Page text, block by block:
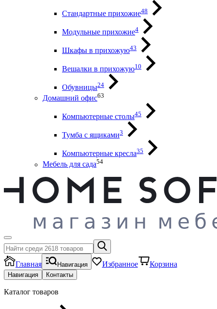
Стандартные прихожие48
Модульные прихожие4
Шкафы в прихожую43
Вешалки в прихожую10
Обувницы24
Домашний офис63
Компьютерные столы45
Тумба с ящиками3
Компьютерные кресла35
Мебель для сада54
Главная Навигация Избранное Корзина
Навигация Контакты
Каталог товаров